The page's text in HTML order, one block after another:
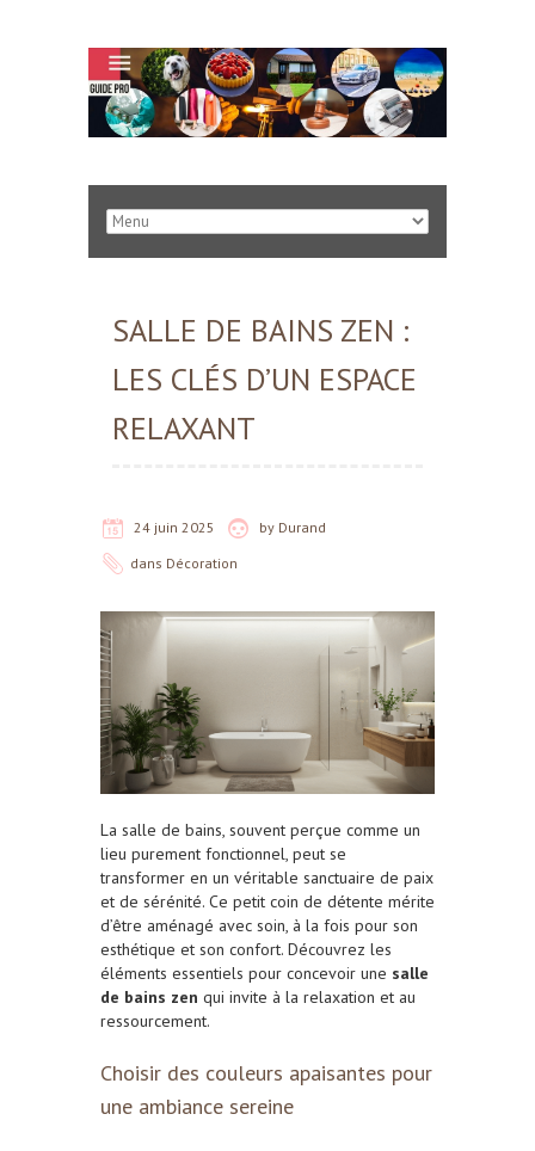
SALLE DE BAINS ZEN :
LES CLÉS D’UN ESPACE
RELAXANT
24 juin 2025 by Durand
dans Décoration
La salle de bains, souvent perçue comme un
lieu purement fonctionnel, peut se
transformer en un véritable sanctuaire de paix
et de sérénité. Ce petit coin de détente mérite
d’être aménagé avec soin, à la fois pour son
esthétique et son confort. Découvrez les
éléments essentiels pour concevoir une salle
de bains zen qui invite à la relaxation et au
ressourcement.
Choisir des couleurs apaisantes pour
une ambiance sereine